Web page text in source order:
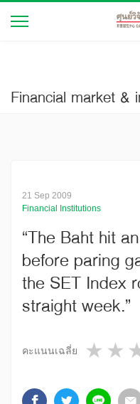
Financial market &
21 Sep 2009
Financial Institutions
“The Baht hit
before paring
the SET Index
straight week.”
คะแนนเฉลี่ย 1